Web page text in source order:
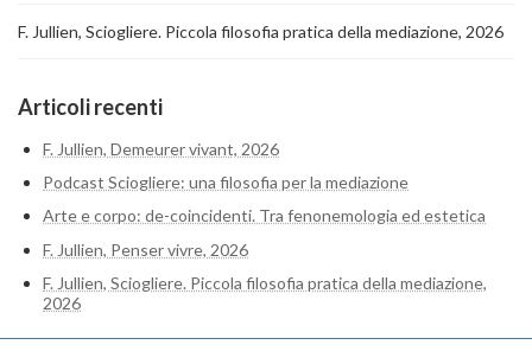
F. Jullien, Sciogliere. Piccola filosofia pratica della mediazione, 2026
Articoli recenti
F. Jullien, Demeurer vivant, 2026
Podcast Sciogliere: una filosofia per la mediazione
Arte e corpo: de-coincidenti. Tra fenonemologia ed estetica
F. Jullien, Penser vivre, 2026
F. Jullien, Sciogliere. Piccola filosofia pratica della mediazione,
2026